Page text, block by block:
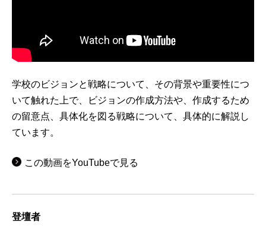
学校のビジョンと戦略について、その背景や重要性につ
いて触れた上で、ビジョンの作成方法や、作成するため
の留意点、具体化を図る戦略について、具体的に解説し
ています。
この動画をYouTubeで見る
登壇者